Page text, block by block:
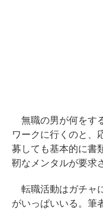
無職の男が何をす
ワークに行くのと、
募しても基本的に書
靭なメンタルが要求
転職活動はガチャ
がいっぱいいる。筆